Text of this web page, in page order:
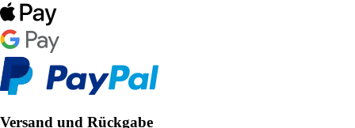
Versand und Rückgabe